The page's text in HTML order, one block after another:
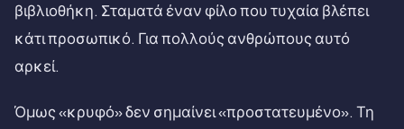
βιβλιοθήκη. Σταματά έναν φίλο που τυχαία βλέπει
κάτι προσωπικό. Για πολλούς ανθρώπους αυτό
αρκεί.
Όμως «κρυφό» δεν σημαίνει «προστατευμένο». Τη